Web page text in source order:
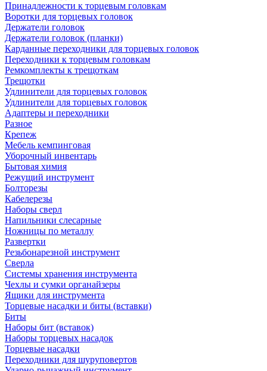
Принадлежности к торцевым головкам
Воротки для торцевых головок
Держатели головок
Держатели головок (планки)
Карданные переходники для торцевых головок
Переходники к торцевым головкам
Ремкомплекты к трещоткам
Трещотки
Удлинители для торцевых головок
Удлинители для торцевых головок
Адаптеры и переходники
Разное
Крепеж
Мебель кемпинговая
Уборочный инвентарь
Бытовая химия
Режущий инструмент
Болторезы
Кабелерезы
Наборы сверл
Напильники слесарные
Ножницы по металлу
Развертки
Резьбонарезной инструмент
Сверла
Системы хранения инструмента
Чехлы и сумки органайзеры
Ящики для инструмента
Торцевые насадки и биты (вставки)
Биты
Наборы бит (вставок)
Наборы торцевых насадок
Торцевые насадки
Переходники для шуруповертов